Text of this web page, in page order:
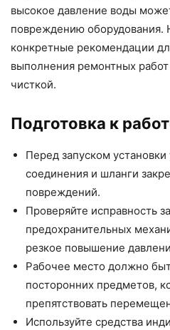
высокое давление воды
повреждению
конкретные рекомендации
выполнения ремонтных
чисткой.
Подготовка к
Перед запуском установки
соединения и шланги
повреждений.
Проверяйте исправность
предохранительных
резкое повышение
Рабочее место должно
посторонних предметов,
препятствовать
Используйте средства